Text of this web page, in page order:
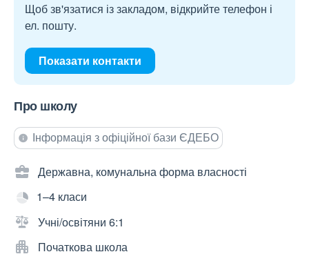
Щоб зв'язатися із закладом, відкрийте телефон і
ел. пошту.
Показати контакти
Про школу
Інформація з офіційної бази ЄДЕБО
Державна, комунальна форма власності
1–4 класи
Учні/освітяни 6:1
Початкова школа